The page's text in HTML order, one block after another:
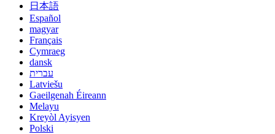
日本語
Español
magyar
Français
Cymraeg
dansk
עברית
Latviešu
Gaeilgenah Éireann
Melayu
Kreyòl Ayisyen
Polski